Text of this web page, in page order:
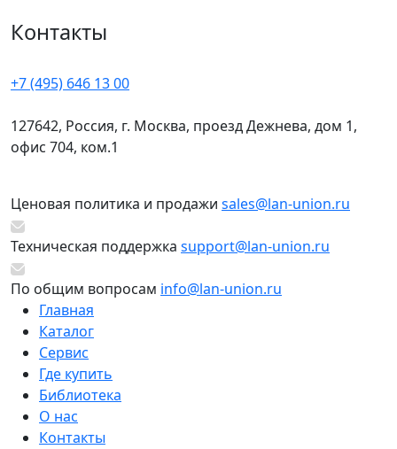
Контакты
+7 (495) 646 13 00
127642, Россия, г. Москва, проезд Дежнева, дом 1,
офис 704, ком.1
Ценовая политика и продажи sales@lan-union.ru
Техническая поддержка support@lan-union.ru
По общим вопросам info@lan-union.ru
Главная
Каталог
Сервис
Где купить
Библиотека
О нас
Контакты